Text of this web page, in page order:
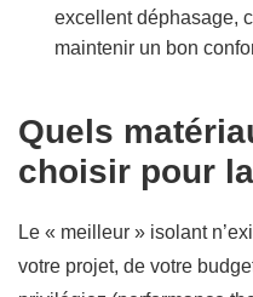
excellent déphasage,
maintenir un bon
Quels
choisir pour
Le « meilleur » isolant
votre projet, de votre